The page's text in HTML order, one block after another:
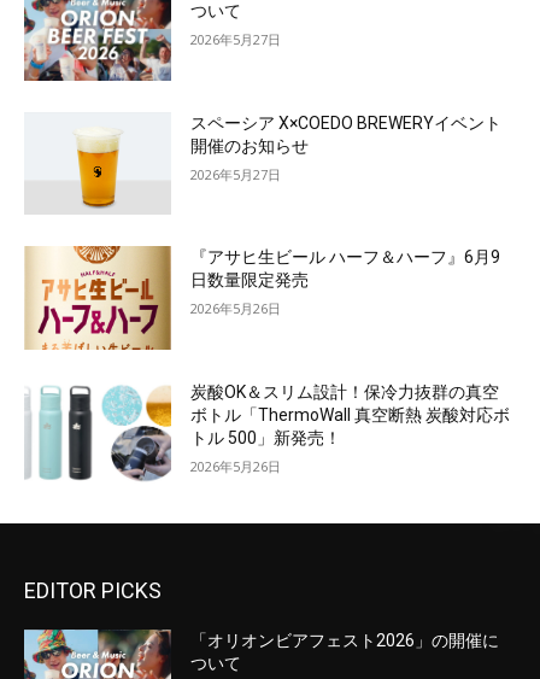
ついて
2026年5月27日
スペーシア X×COEDO BREWERYイベント
開催のお知らせ
2026年5月27日
『アサヒ生ビール ハーフ＆ハーフ』6月9
日数量限定発売
2026年5月26日
炭酸OK＆スリム設計！保冷力抜群の真空
ボトル「ThermoWall 真空断熱 炭酸対応ボ
トル 500」新発売！
2026年5月26日
EDITOR PICKS
「オリオンビアフェスト2026」の開催に
ついて